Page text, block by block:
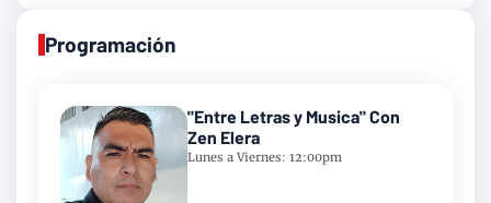
Programación
"Entre Letras y Musica" Con
Zen Elera
Lunes a Viernes: 12:00pm